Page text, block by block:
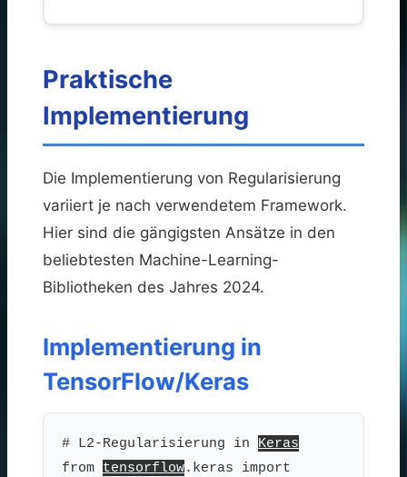
Praktische
Implementierung
Die Implementierung von Regularisierung
variiert je nach verwendetem Framework.
Hier sind die gängigsten Ansätze in den
beliebtesten Machine-Learning-
Bibliotheken des Jahres 2024.
Implementierung in
TensorFlow/Keras
# L2-Regularisierung in Keras
from tensorflow.keras import